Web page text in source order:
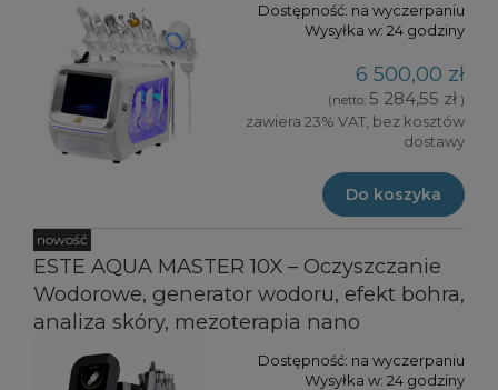
Dostępność: na wyczerpaniu
Wysyłka w: 24 godziny
6 500,00 zł
(netto: 5 284,55 zł )
zawiera 23% VAT, bez kosztów
dostawy
Do koszyka
ESTE AQUA MASTER 10X – Oczyszczanie
Wodorowe, generator wodoru, efekt bohra,
analiza skóry, mezoterapia nano
Dostępność: na wyczerpaniu
Wysyłka w: 24 godziny
nowość